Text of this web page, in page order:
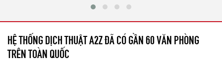
HỆ THỐNG DỊCH THUẬT A2Z ĐÃ CÓ GẦN 60 VĂN PHÒNG
TRÊN TOÀN QUỐC